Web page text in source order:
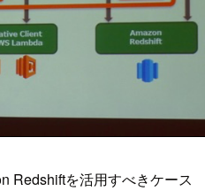
Redshiftを活用すべきケース